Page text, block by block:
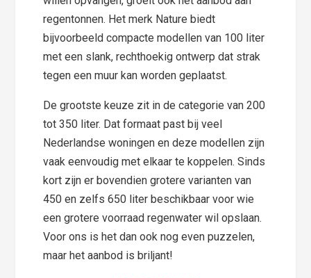
regentonnen. Het merk Nature biedt
bijvoorbeeld compacte modellen van 100 liter
met een slank, rechthoekig ontwerp dat strak
tegen een muur kan worden geplaatst.
De grootste keuze zit in de categorie van 200
tot 350 liter. Dat formaat past bij veel
Nederlandse woningen en deze modellen zijn
vaak eenvoudig met elkaar te koppelen. Sinds
kort zijn er bovendien grotere varianten van
450 en zelfs 650 liter beschikbaar voor wie
een grotere voorraad regenwater wil opslaan.
Voor ons is het dan ook nog even puzzelen,
maar het aanbod is briljant!